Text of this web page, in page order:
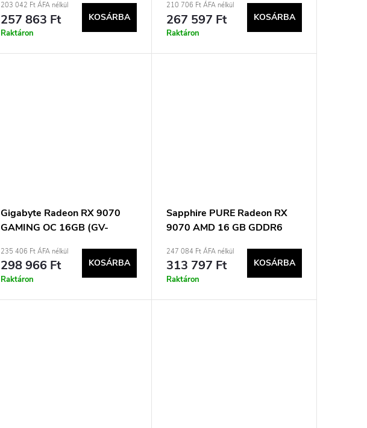
203 042 Ft ÁFA nélkül
257 863 Ft
Raktáron
KOSÁRBA
210 706 Ft ÁFA nélkül
267 597 Ft
Raktáron
KOSÁRBA
Gigabyte Radeon RX 9070
GAMING OC 16GB (GV-
235 406 Ft ÁFA nélkül
298 966 Ft
Raktáron
KOSÁRBA
Sapphire PURE Radeon RX
9070 AMD 16 GB GDDR6
247 084 Ft ÁFA nélkül
313 797 Ft
Raktáron
KOSÁRBA